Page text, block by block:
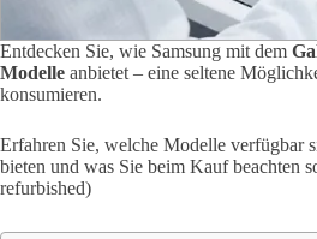
Entdecken Sie, wie Samsung mit dem
Modelle anbietet – eine seltene
konsumieren.
Erfahren Sie, welche Modelle verfügbar
bieten und was Sie beim Kauf beachten
refurbished)